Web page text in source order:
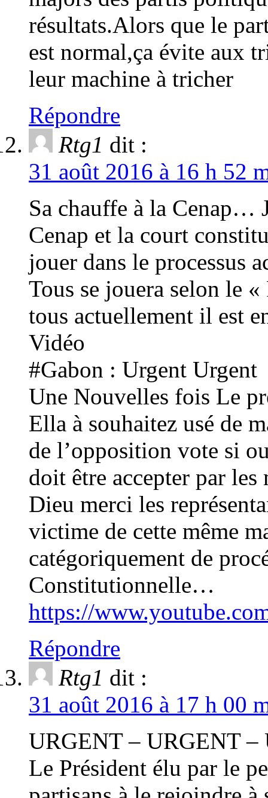
résultats.Alors que le
est normal,ça évite aux
leur machine à tricher
Répondre
Rtg1 dit :
31 août 2016 à 16 h 52
Sa chauffe à la Cenap…
Cenap et la court
jouer dans le processus
Tous se jouera selon le
tous actuellement il est
Vidéo
#Gabon : Urgent Urgent
Une Nouvelles fois Le
Ella à souhaitez usé de
de l’opposition vote si
doit être accepter par les
Dieu merci les
victime de cette même
catégoriquement de
Constitutionnelle…
https://
Répondre
Rtg1 dit :
31 août 2016 à 17 h 00
URGENT – URGENT –
Le Président élu par le